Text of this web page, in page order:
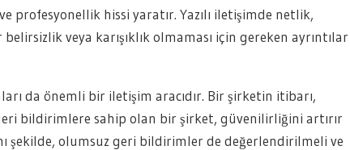
hissi yaratır. Yazılı iletişimde netlik,
veya karışıklık olmaması için gereken ayrıntılar
da önemli bir iletişim aracıdır. Bir şirketin itibarı,
bildirimlere sahip olan bir şirket, güvenilirliğini artırır
şekilde, olumsuz geri bildirimler de değerlendirilmeli ve